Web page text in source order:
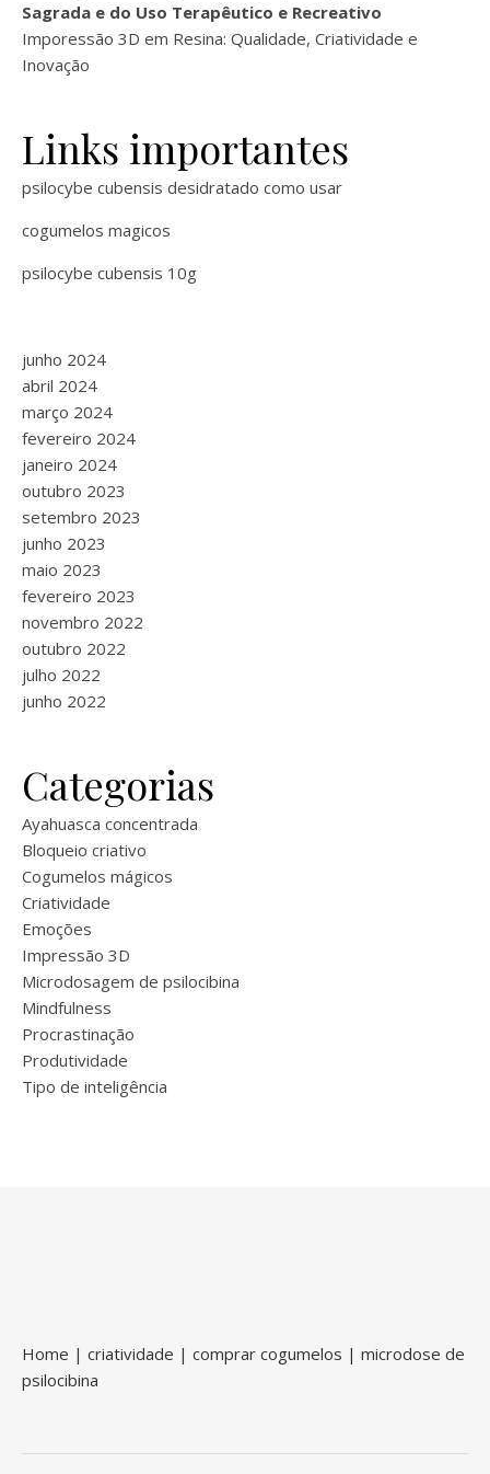
Sagrada e do Uso Terapêutico e Recreativo
Imporessão 3D em Resina: Qualidade, Criatividade e
Inovação
Links importantes
psilocybe cubensis desidratado como usar
cogumelos magicos
psilocybe cubensis 10g
junho 2024
abril 2024
março 2024
fevereiro 2024
janeiro 2024
outubro 2023
setembro 2023
junho 2023
maio 2023
fevereiro 2023
novembro 2022
outubro 2022
julho 2022
junho 2022
Categorias
Ayahuasca concentrada
Bloqueio criativo
Cogumelos mágicos
Criatividade
Emoções
Impressão 3D
Microdosagem de psilocibina
Mindfulness
Procrastinação
Produtividade
Tipo de inteligência
Home | criatividade | comprar cogumelos | microdose de
psilocibina